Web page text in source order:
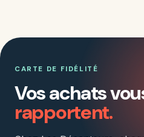
CARTE DE FIDÉLITÉ
Vos achats
rapportent.